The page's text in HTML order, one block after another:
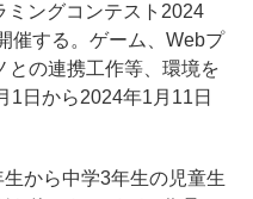
ミングコンテスト2024
催する。ゲーム、Webプ
との連携工作等、環境を
1日から2024年1月11日
から中学3年生の児童生